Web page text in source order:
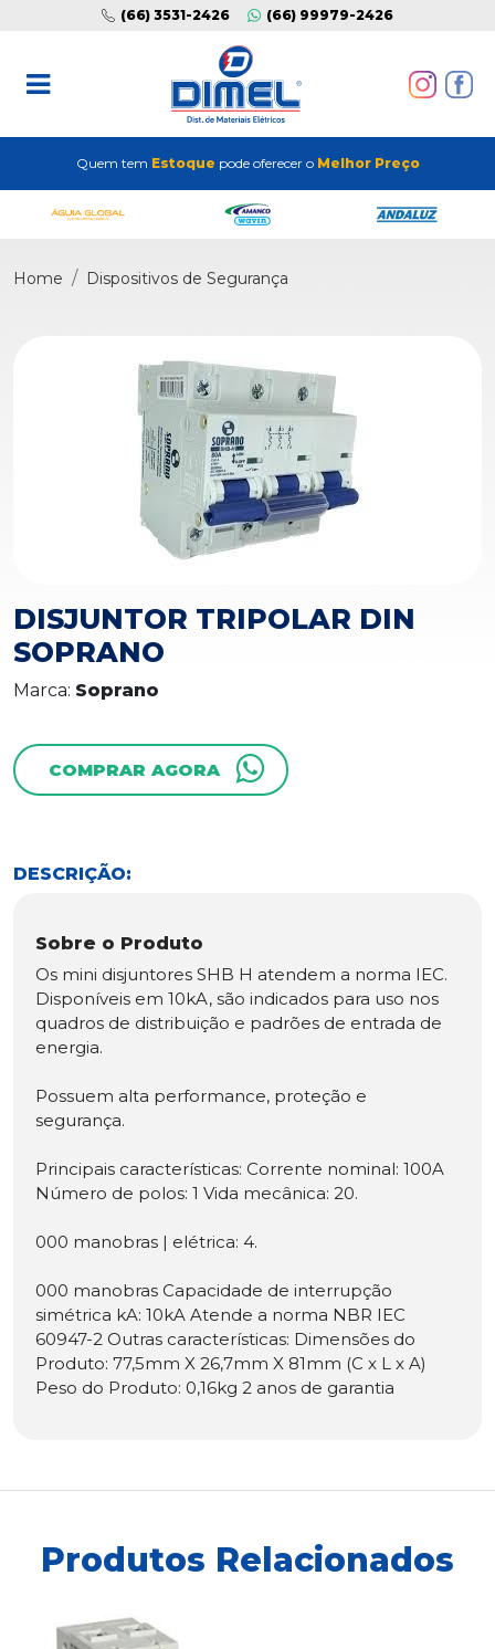
(66) 3531-2426 (66) 99979-2426
Quem tem Estoque pode oferecer o Melhor Preço
Home Dispositivos de Segurança
DISJUNTOR TRIPOLAR DIN
SOPRANO
Marca: Soprano
COMPRAR AGORA
DESCRIÇÃO:
Sobre o Produto
Os mini disjuntores SHB H atendem a norma IEC.
Disponíveis em 10kA, são indicados para uso nos
quadros de distribuição e padrões de entrada de
energia.
Possuem alta performance, proteção e
segurança.
Principais características: Corrente nominal: 100A
Número de polos: 1 Vida mecânica: 20.
000 manobras | elétrica: 4.
000 manobras Capacidade de interrupção
simétrica kA: 10kA Atende a norma NBR IEC
60947-2 Outras características: Dimensões do
Produto: 77,5mm X 26,7mm X 81mm (C x L x A)
Peso do Produto: 0,16kg 2 anos de garantia
Produtos Relacionados